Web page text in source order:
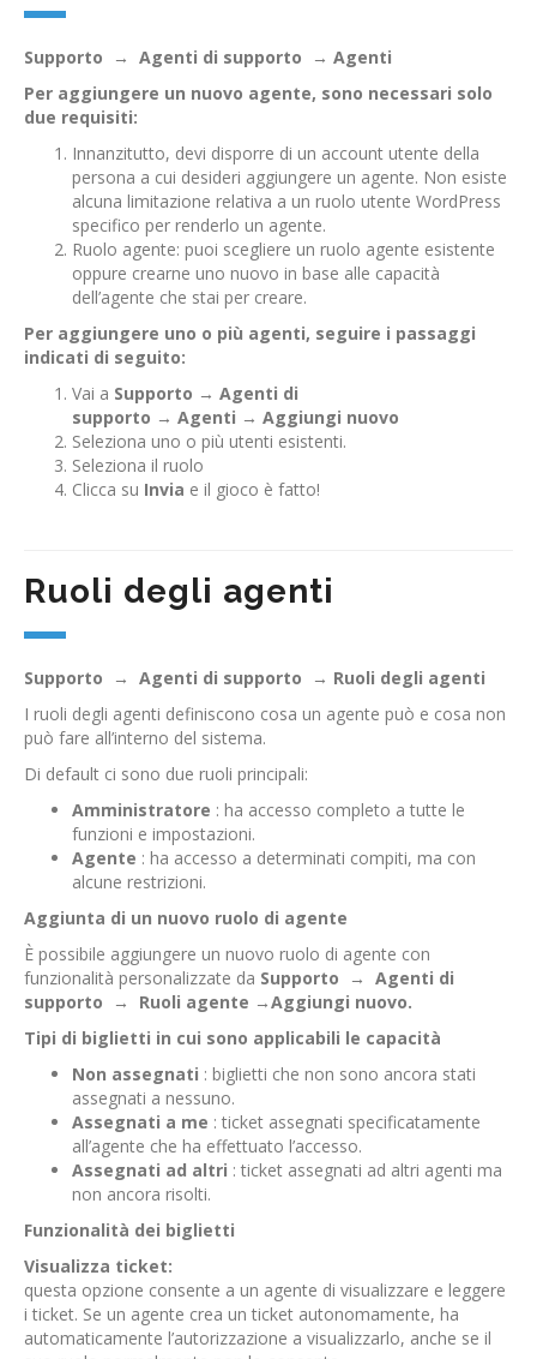
Supporto → Agenti di supporto
→ Agenti
Per aggiungere un nuovo agente, sono necessari solo
due requisiti:
Innanzitutto, devi disporre di un account utente della
persona a cui desideri aggiungere un agente. Non esiste
alcuna limitazione relativa a un ruolo utente WordPress
specifico per renderlo un agente.
Ruolo agente: puoi scegliere un ruolo agente esistente
oppure crearne uno nuovo in base alle capacità
dell’agente che stai per creare.
Per aggiungere uno o più agenti, seguire i passaggi
indicati di seguito:
Vai a Supporto → Agenti di
supporto → Agenti → Aggiungi nuovo
Seleziona uno o più utenti esistenti.
Seleziona il ruolo
Clicca su Invia e il gioco è fatto!
Ruoli degli agenti
Supporto → Agenti di supporto
→ Ruoli degli agenti
I ruoli degli agenti definiscono cosa un agente può e cosa non
può fare all’interno del sistema.
Di default ci sono due ruoli principali:
Amministratore : ha accesso completo a tutte le
funzioni e impostazioni.
Agente : ha accesso a determinati compiti, ma con
alcune restrizioni.
Aggiunta di un nuovo ruolo di agente
È possibile aggiungere un nuovo ruolo di agente con
funzionalità personalizzate da Supporto → Agenti di
supporto
→
Ruoli agente →Aggiungi nuovo.
Tipi di biglietti in cui sono applicabili le capacità
Non assegnati : biglietti che non sono ancora stati
assegnati a nessuno.
Assegnati a me : ticket assegnati specificatamente
all’agente che ha effettuato l’accesso.
Assegnati ad altri : ticket assegnati ad altri agenti ma
non ancora risolti.
Funzionalità dei biglietti
Visualizza ticket:
questa opzione consente a un agente di visualizzare e leggere
i ticket. Se un agente crea un ticket autonomamente, ha
automaticamente l’autorizzazione a visualizzarlo, anche se il